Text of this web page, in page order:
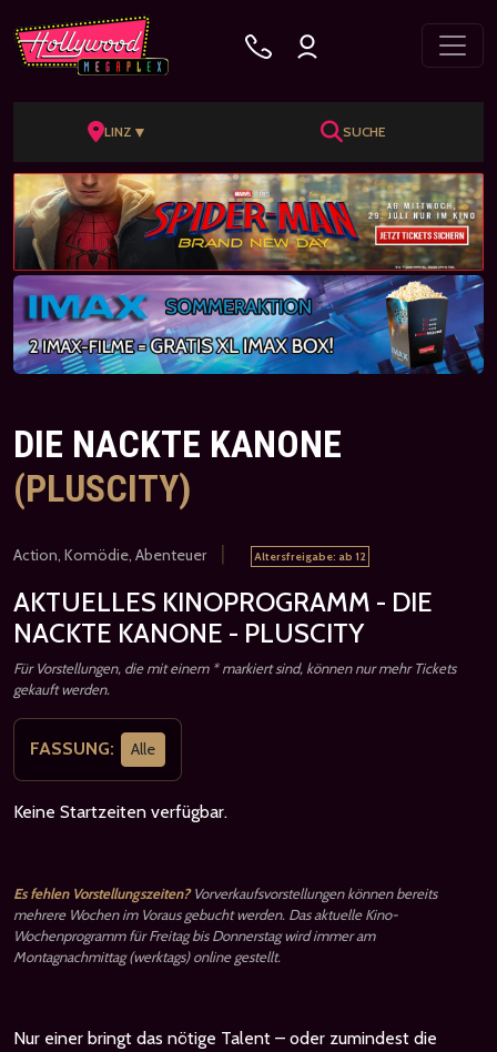
LINZ ▼ SUCHE
DIE NACKTE KANONE
(PLUSCITY)
Action, Komödie, Abenteuer | Altersfreigabe: ab 12
AKTUELLES KINOPROGRAMM - DIE
NACKTE KANONE - PLUSCITY
Für Vorstellungen, die mit einem * markiert sind, können nur mehr Tickets
gekauft werden.
FASSUNG: Alle
Keine Startzeiten verfügbar.
Es fehlen Vorstellungszeiten?Vorverkaufsvorstellungen können bereits
mehrere Wochen im Voraus gebucht werden. Das aktuelle Kino-
Wochenprogramm für Freitag bis Donnerstag wird immer am
Montagnachmittag (werktags) online gestellt.
Nur einer bringt das nötige Talent – oder zumindest die